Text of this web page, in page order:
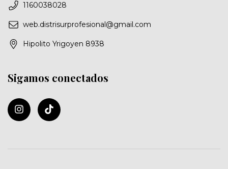
1160038028
web.distrisurprofesional@gmail.com
Hipolito Yrigoyen 8938
Sigamos conectados